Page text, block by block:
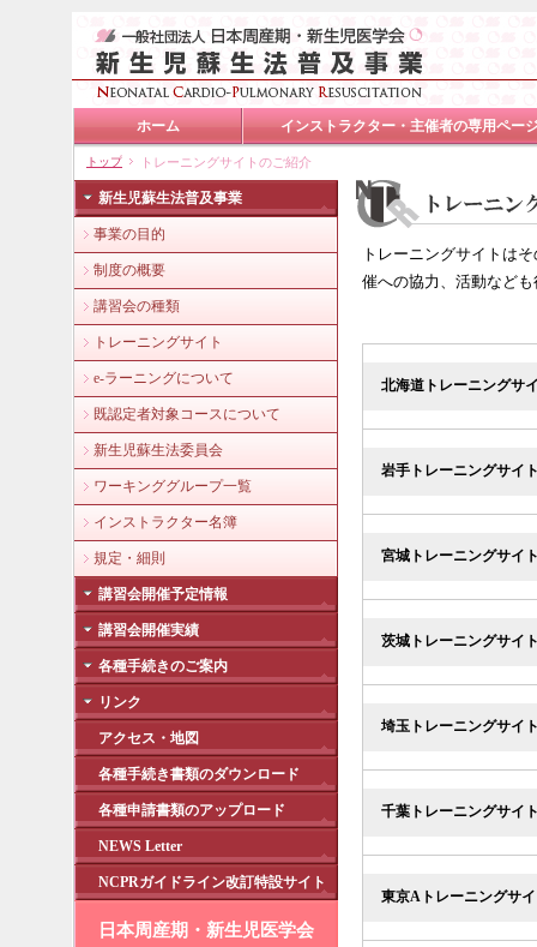
ホーム インストラクター・主催者の専用ペー
トップ トレーニングサイトのご紹介
新生児蘇生法普及事業
事業の目的
制度の概要
講習会の種類
トレーニングサイト
e-ラーニングについて
既認定者対象コースについて
新生児蘇生法委員会
ワーキンググループ一覧
インストラクター名簿
規定・細則
講習会開催予定情報
講習会開催実績
各種手続きのご案内
リンク
アクセス・地図
各種手続き書類のダウンロード
各種申請書類のアップロード
NEWS Letter
NCPRガイドライン改訂特設サイト
日本周産期・新生児医学会
トレーニングサイトは
催への協力、活動など
北海道トレーニングサ
岩手トレーニングサイ
宮城トレーニングサイ
茨城トレーニングサイ
埼玉トレーニングサイ
千葉トレーニングサイ
東京Aトレーニングサ